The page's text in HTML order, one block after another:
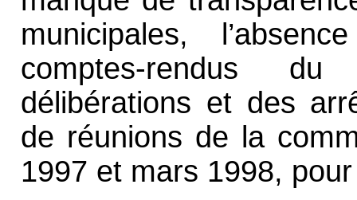
municipales,
comptes-rendus
délibérations et des
de réunions de la
1997 et mars 1998,